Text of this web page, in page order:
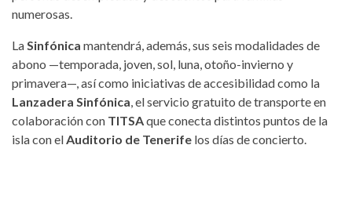
numerosas.
LaSinfónica mantendrá, además, sus seis modalidades de
abono —temporada, joven, sol, luna, otoño-invierno y
primavera—, así como iniciativas de accesibilidad como la
Lanzadera Sinfónica, el servicio gratuito de transporte en
colaboración con TITSAque conecta distintos puntos de la
isla con elAuditorio de Tenerife los días de concierto.